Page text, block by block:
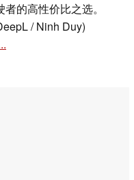
的高性价比之选。
/ Ninh Duy)